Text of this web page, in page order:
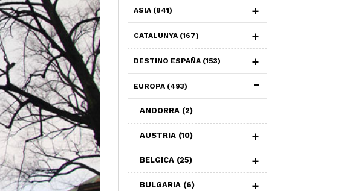
ASIA (841)
CATALUNYA (167)
DESTINO ESPAÑA (153)
EUROPA (493)
ANDORRA (2)
AUSTRIA (10)
BELGICA (25)
BULGARIA (6)